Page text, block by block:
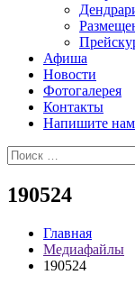
Афиша
Новости
Фотогалерея
Контакты
Напишите нам
Искать:
190524
Главная
Медиафайлы
190524